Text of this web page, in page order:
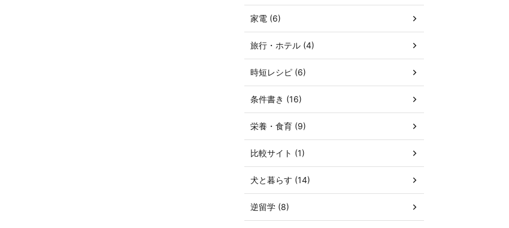
家電 (6)
旅行・ホテル (4)
時短レシピ (6)
条件書き (16)
栄養・食育 (9)
比較サイト (1)
犬と暮らす (14)
逆留学 (8)